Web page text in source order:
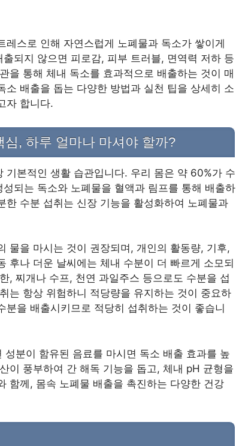
스로 인해 자연스럽게 노폐물과 독소가 쌓이게
되지 않으면 피로감, 피부 트러블, 면역력 저하 등
을 통해 체내 독소를 효과적으로 배출하는 것이 매
배출을 돕는 다양한 방법과 실천 팁을 상세히 소
자 합니다.
, 하루 얼마나 마셔야 할까?
기본적인 생활 습관입니다. 우리 몸은 약 60%가 수
되는 독소와 노폐물을 혈액과 림프를 통해 배출하
수분 섭취는 신장 기능을 활성화하여 노폐물과
물을 마시는 것이 권장되며, 개인의 활동량, 기후,
후나 더운 날씨에는 체내 수분이 더 빠르게 소모되
, 찌개나 수프, 천연 과일주스 등으로도 수분을 섭
는 항상 위험하니 적당량을 유지하는 것이 중요하
을 배출시키므로 적당히 섭취하는 것이 좋습니
분이 함유된 음료를 마시면 독소 배출 효과를 높
이 풍부하여 간 해독 기능을 돕고, 체내 pH 균형을
함께, 몸속 노폐물 배출을 촉진하는 다양한 건강